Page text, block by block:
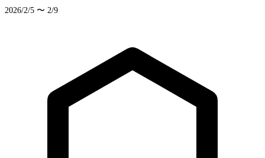
2026/2/5 〜 2/9